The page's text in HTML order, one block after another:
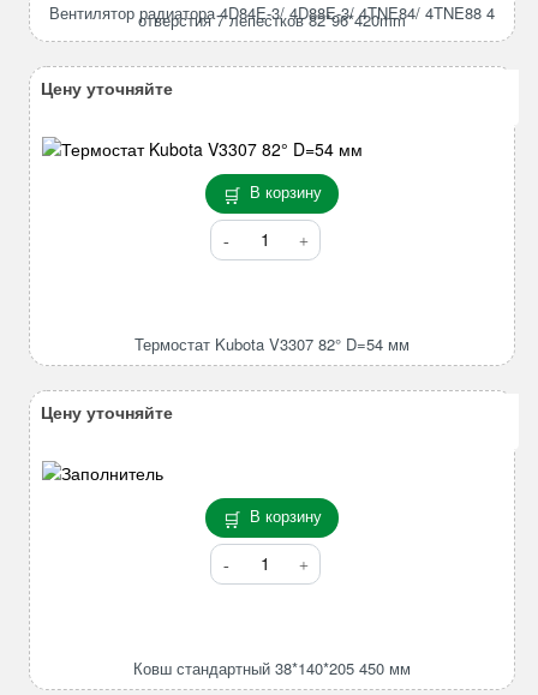
4D84E-
3/
4D88E-
4TNE88
отверстия
7
лепестков
82*96*420mm
Вентилятор радиатора 4D84E-3/ 4D88E-3/ 4TNE84/ 4TNE88 4
отверстия 7 лепестков 82*96*420mm
В корзину
Количество
товара
82°
Термостат Kubota V3307 82° D=54 мм
Цену уточняйте
В корзину
Количество
товара
450
Ковш стандартный 38*140*205 450 мм
Цену уточняйте